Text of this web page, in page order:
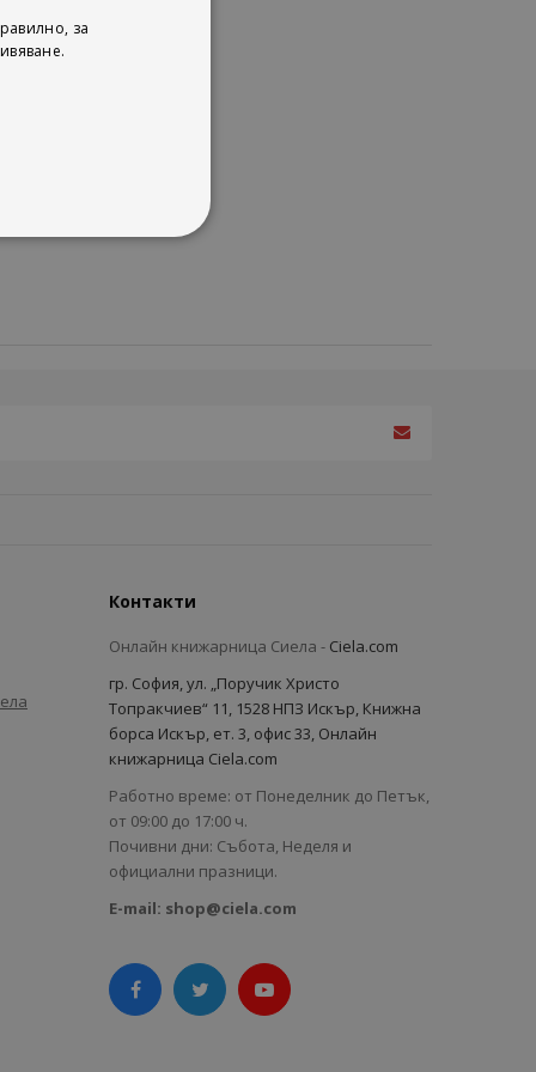
Контакти
Онлайн книжарница Сиела - Ciela.com
гр. София, ул. „Поручик Христо
Топракчиев“ 11, 1528 НПЗ Искър, Книжна
борса Искър, ет. 3, офис 33, Онлайн
книжарница Ciela.com
Работно време: от Понеделник до Петък,
от 09:00 до 17:00 ч.
Почивни дни: Събота, Неделя и
официални празници.
E-mail: shop@ciela.com
за